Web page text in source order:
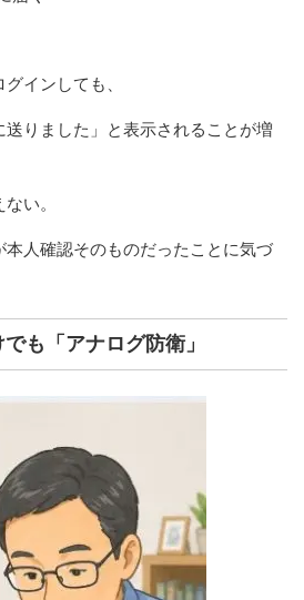
インしても、
送りました」と表示されることが増
い。
本人確認そのものだったことに気づ
も「アナログ防衛」